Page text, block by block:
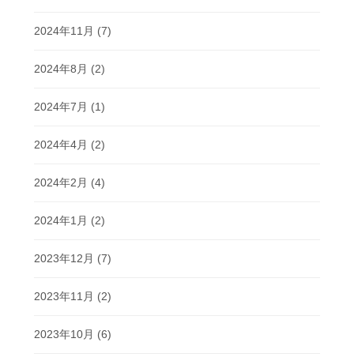
2024年11月 (7)
2024年8月 (2)
2024年7月 (1)
2024年4月 (2)
2024年2月 (4)
2024年1月 (2)
2023年12月 (7)
2023年11月 (2)
2023年10月 (6)